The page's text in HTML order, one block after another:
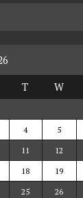
T W
4 5
11 12
18 19
25 26